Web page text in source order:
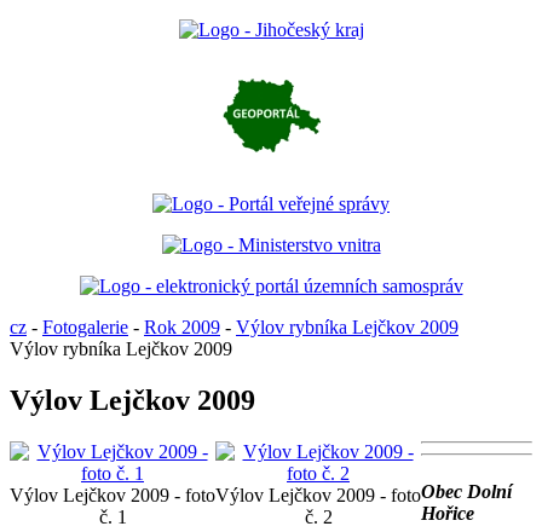
cz - Fotogalerie - Rok 2009 - Výlov rybníka Lejčkov 2009
Výlov rybníka Lejčkov 2009
Výlov Lejčkov 2009
Výlov Lejčkov 2009 - foto
č. 1
Výlov Lejčkov 2009 - foto
č. 2
Obec Dolní
Hořice